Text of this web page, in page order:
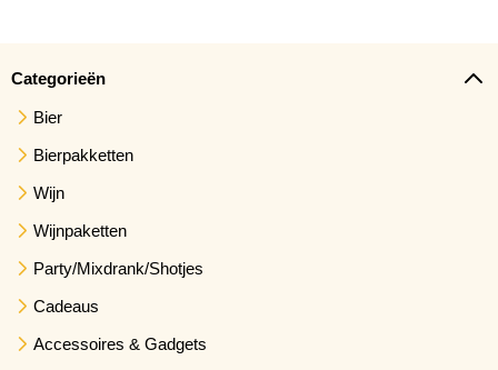
Categorieën
Bier
Bierpakketten
Wijn
Wijnpaketten
Party/Mixdrank/Shotjes
Cadeaus
Accessoires & Gadgets